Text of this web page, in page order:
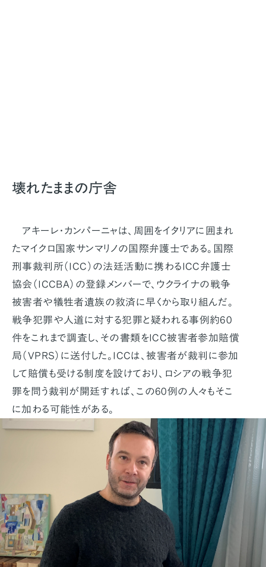
壊れたままの庁舎
アキーレ・カンパーニャは、周囲をイタリアに囲まれ
たマイクロ国家サンマリノの国際弁護士である。国際
刑事裁判所（ICC）の法廷活動に携わるICC弁護士
協会（ICCBA）の登録メンバーで、ウクライナの戦争
被害者や犠牲者遺族の救済に早くから取り組んだ。
戦争犯罪や人道に対する犯罪と疑われる事例約60
件をこれまで調査し、その書類をICC被害者参加賠償
局（VPRS）に送付した。ICCは、被害者が裁判に参加
して賠償も受ける制度を設けており、ロシアの戦争犯
罪を問う裁判が開廷すれば、この60例の人々もそこ
に加わる可能性がある。